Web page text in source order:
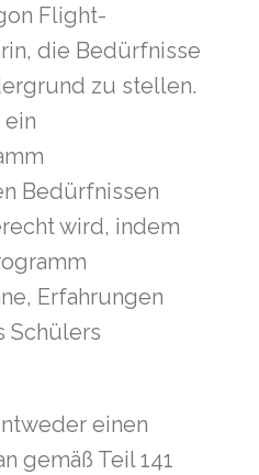
Flight-
die Bedürfnisse
zu stellen.
Bedürfnissen
wird, indem
Erfahrungen
Schülers
einen
gemäß Teil 141